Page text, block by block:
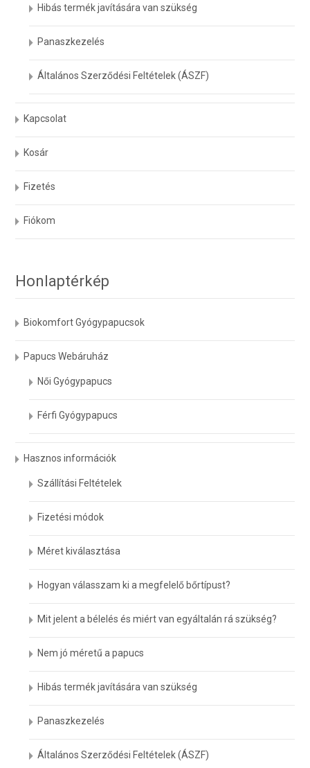
Hibás termék javítására van szükség
Panaszkezelés
Általános Szerződési Feltételek (ÁSZF)
Kapcsolat
Kosár
Fizetés
Fiókom
Honlaptérkép
Biokomfort Gyógypapucsok
Papucs Webáruház
Női Gyógypapucs
Férfi Gyógypapucs
Hasznos információk
Szállítási Feltételek
Fizetési módok
Méret kiválasztása
Hogyan válasszam ki a megfelelő bőrtípust?
Mit jelent a bélelés és miért van egyáltalán rá szükség?
Nem jó méretű a papucs
Hibás termék javítására van szükség
Panaszkezelés
Általános Szerződési Feltételek (ÁSZF)